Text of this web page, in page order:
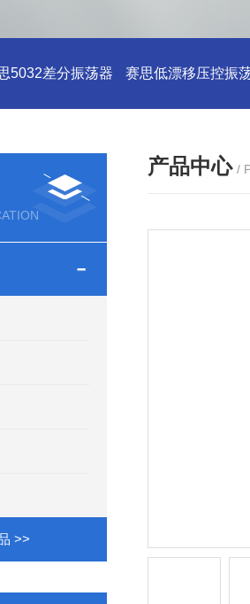
5032差分振荡器 赛思低漂移压控振
>>
产品中心 /